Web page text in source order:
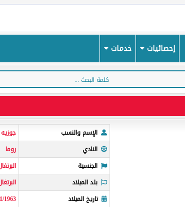
إحصائيات خدمات
الإسم والنسب
النادي
روما
الجنسية
بلد الميلاد
تاريخ الميلاد
1963